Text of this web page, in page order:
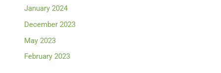
January 2024
December 2023
May 2023
February 2023